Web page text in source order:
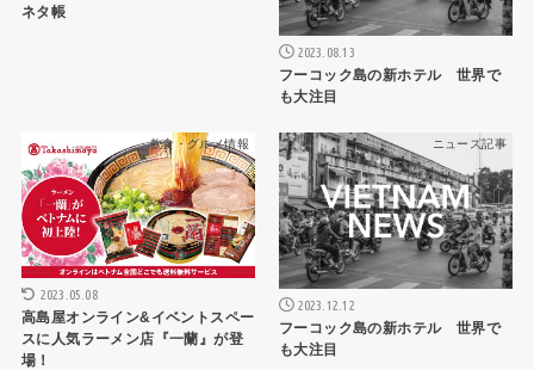
ネタ帳
2023.08.13
フーコック島の新ホテル 世界で
も大注目
飲食・グルメ情報
2023.05.08
高島屋オンライン&イベントスペー
スに人気ラーメン店『一蘭』が登
場！
ニュース記事
2023.12.12
フーコック島の新ホテル 世界で
も大注目